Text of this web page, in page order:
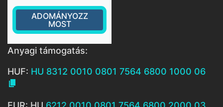
ADOMÁNYOZZ
MOST
Anyagi támogatás:
HUF: HU 8312 0010 0801 7564 6800 1000 06
